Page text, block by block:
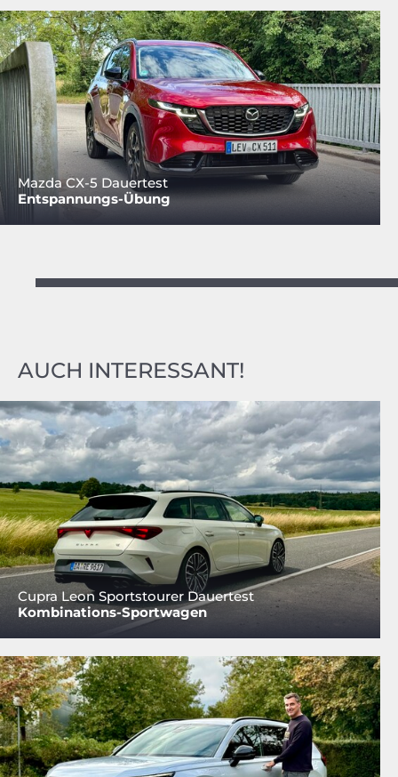
Mazda CX-5 Dauertest
Entspannungs-Übung
AUCH INTERESSANT!
Cupra Leon Sportstourer Dauertest
Kombinations-Sportwagen